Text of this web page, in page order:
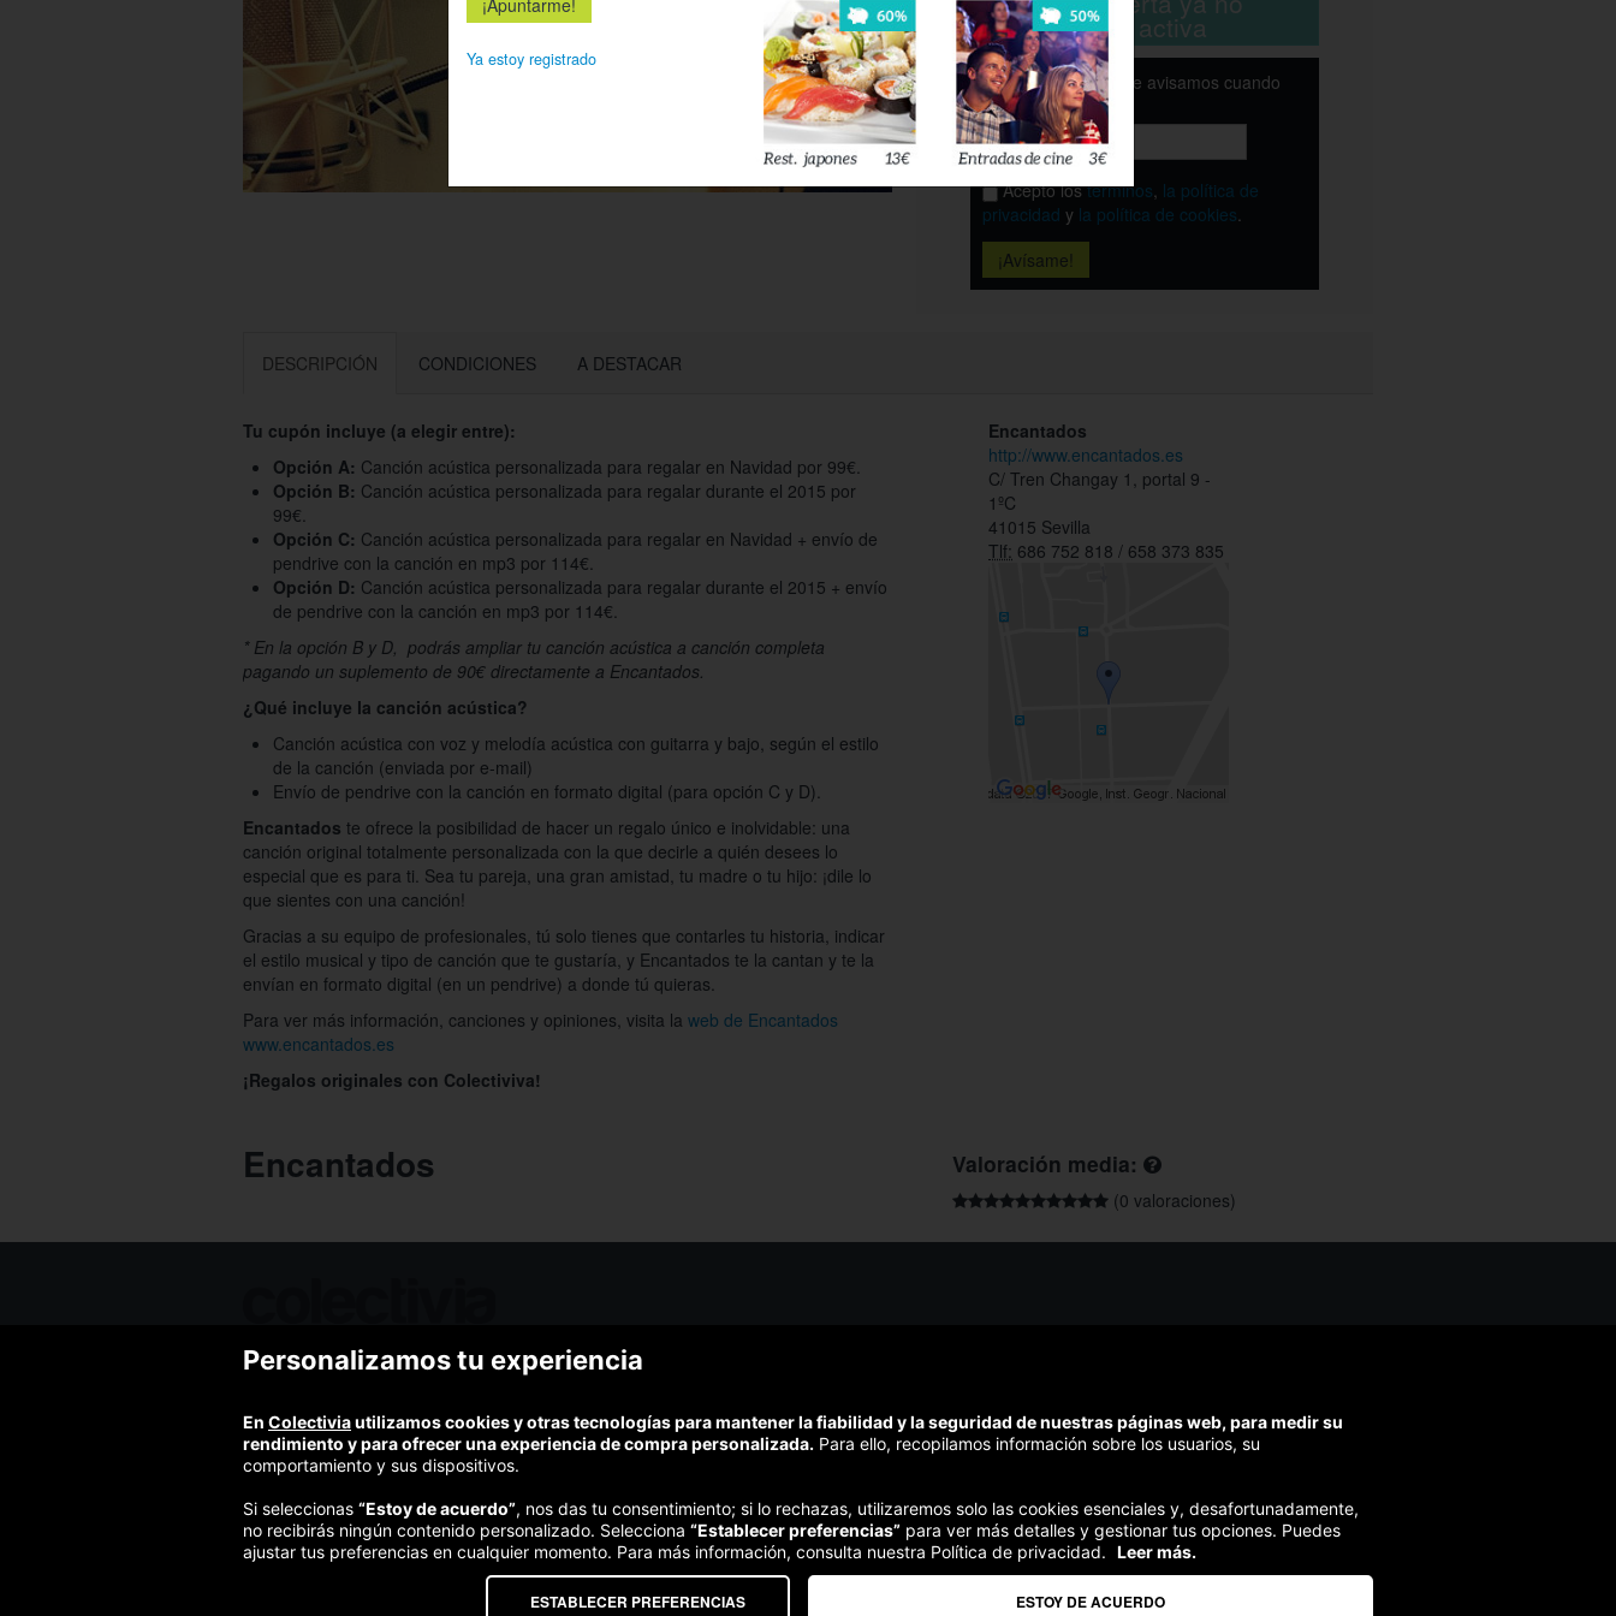
está activa
Déjanos tu email y te avisamos cuando
esté disponible
Acepto lostérminos, la política de
privacidad y la política de cookies.
DESCRIPCIÓN CONDICIONES A DESTACAR
Tu cupón incluye (a elegir entre):
Opción A: Canción acústica personalizada para regalar en Navidad por 99€.
Opción B: Canción acústica personalizada para regalar durante el 2015 por
99€.
Opción C: Canción acústica personalizada para regalar en Navidad + envío de
pendrive con la canción en mp3 por 114€.
Opción D: Canción acústica personalizada para regalar durante el 2015 + envío
de pendrive con la canción en mp3 por 114€.
* En la opción B y D, podrás ampliar tu canción acústica a canción completa
pagando un suplemento de 90€ directamente a Encantados.
¿Qué incluye la canción acústica?
Canción acústica con voz y melodía acústica con guitarra y bajo, según el estilo
de la canción (enviada por e-mail)
Envío de pendrive con la canción en formato digital (para opción C y D).
Encantados te ofrece la posibilidad de hacer un regalo único e inolvidable: una
canción original totalmente personalizada con la que decirle a quién desees lo
especial que es para ti. Sea tu pareja, una gran amistad, tu madre o tu hijo: ¡dile lo
que sientes con una canción!
Gracias a su equipo de profesionales, tú solo tienes que contarles tu historia, indicar
el estilo musical y tipo de canción que te gustaría, y Encantados te la cantan y te la
envían en formato digital (en un pendrive) a donde tú quieras.
Para ver más información, canciones y opiniones, visita la web de Encantados
www.encantados.es
¡Regalos originales con Colectiviva!
Encantados
http://www.encantados.es
C/ Tren Changay 1, portal 9 -
1ºC
41015 Sevilla
Tlf: 686 752 818 / 658 373 835
Encantados Valoración media:
(0 valoraciones)
Ofertas de hoy
Términos y condiciones
Política de privacidad y aviso legal
Política de cookies
¿Cómo funciona Colectivia?
Trabaja con nosotros
Estudio turismo de verano 2020
(Te respondemos en menos de 48h)
Compra segura
Somos agencia de viajes. CIE: 2313
Personalizamos tu experiencia
En Colectiviautilizamos cookies y otras tecnologías para mantener la fiabilidad y la seguridad de nuestras páginas web, para medir su
rendimiento y para ofrecer una experiencia de compra personalizada. Para ello, recopilamos información sobre los usuarios, su
comportamiento y sus dispositivos.
Si seleccionas “Estoy de acuerdo”, nos das tu consentimiento; si lo rechazas, utilizaremos solo las cookies esenciales y, desafortunadamente,
no recibirás ningún contenido personalizado. Selecciona “Establecer preferencias” para ver más detalles y gestionar tus opciones. Puedes
ajustar tus preferencias en cualquier momento. Para más información, consulta nuestra Política de privacidad. Leer más.
ESTABLECER PREFERENCIAS ESTOY DE ACUERDO
Ya estoy registrado